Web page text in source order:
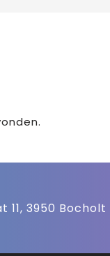
11, 3950 Bocholt